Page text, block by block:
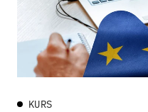
KURS